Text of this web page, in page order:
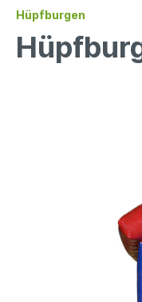
Zur Kategorie
Zur Kategorie
Zur Kategorie
Zur Kategorie
Zur Kategorie
Zur Kategorie
Hüpfburgen